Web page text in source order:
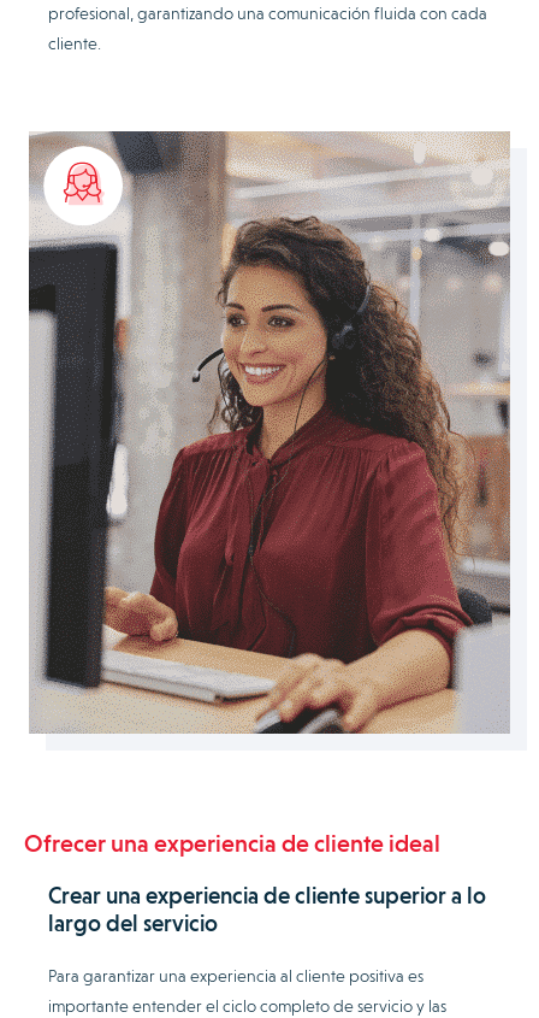
profesional, garantizando una comunicación fluida con cada
cliente.
Ofrecer una experiencia de cliente ideal
Crear una experiencia de cliente superior a lo
largo del servicio
Para garantizar una experiencia al cliente positiva es
importante entender el ciclo completo de servicio y las